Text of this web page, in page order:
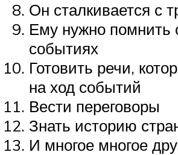
Он сталкивается с
Ему нужно помнить
событиях
Готовить речи,
на ход событий
Вести переговоры
Знать историю
И многое многое